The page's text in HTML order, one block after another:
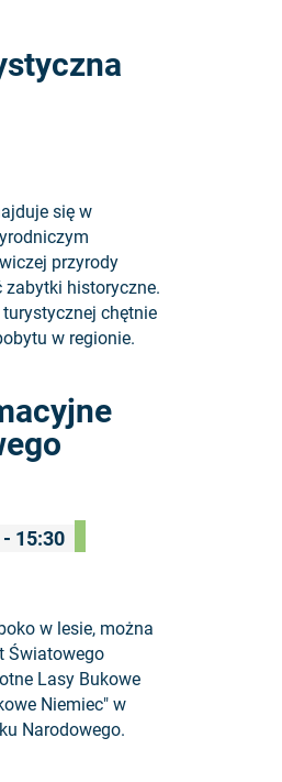
się w
przyrody
historyczne.
chętnie
w regionie.
15:30
w lesie, można
Światowego
Lasy Bukowe
Niemiec" w
Narodowego.